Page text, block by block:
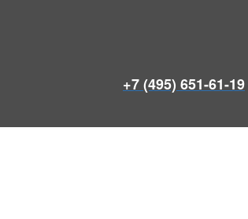
+7 (495) 651-61-19